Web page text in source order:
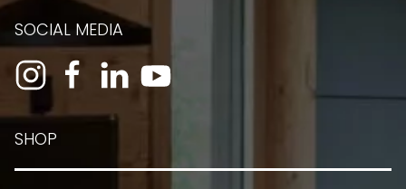
SOCIAL MEDIA
SHOP